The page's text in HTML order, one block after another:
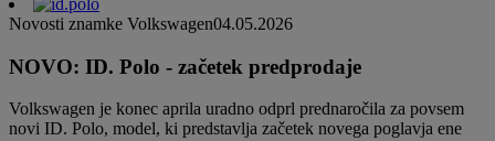
Novosti znamke Volkswagen04.05.2026
NOVO: ID. Polo - začetek predprodaje
Volkswagen je konec aprila uradno odprl prednaročila za povsem
novi ID. Polo, model, ki predstavlja začetek novega poglavja ene